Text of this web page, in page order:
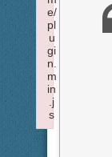
e/
pl
u
gi
n.
m
in
.j
s
Failed to